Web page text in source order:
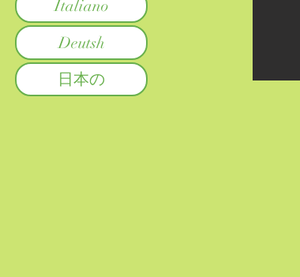
Italiano
Deutsh
日本の